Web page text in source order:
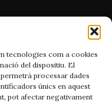
tecnologies com a cookies
del dispositiu. El
processar dades
únics en aquest
pot afectar negativament